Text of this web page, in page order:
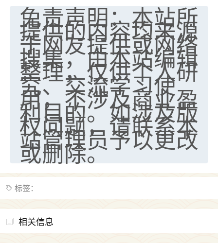
免责声明：本站所
提供的内容均来源
于网友提供或网络
搜集，由本站编辑
整理，仅供个人研
究、交流学习使
用，不涉及商业盈
利目的。如涉及版
权问题，请联系本
站管理员予以更改
或删除。
标签：
相关信息